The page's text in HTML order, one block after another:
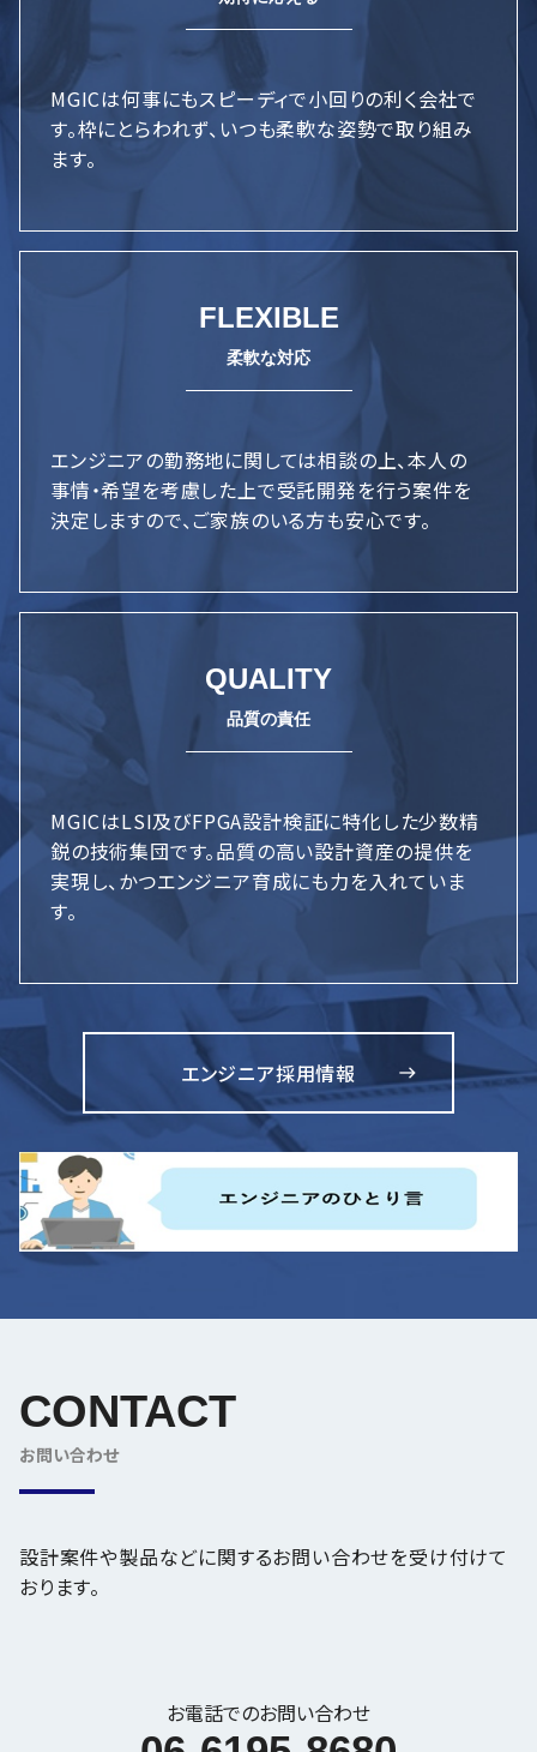
MGICは何事にもスピーディで小回りの利く会社で
す。枠にとらわれず、いつも柔軟な姿勢で取り組み
ます。
FLEXIBLE
エンジニアの勤務地に関しては相談の上、本人の
事情・希望を考慮した上で受託開発を行う案件を
決定しますので、ご家族のいる方も安心です。
QUALITY
MGICはLSI及びFPGA設計検証に特化した少数精
鋭の技術集団です。品質の高い設計資産の提供を
実現し、かつエンジニア育成にも力を入れていま
す。
エンジニア採用情報
CONTACT
設計案件や製品などに関するお問い合わせを受け付けて
おります。
お電話でのお問い合わせ